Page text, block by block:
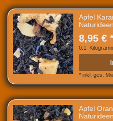
Apfel
8,95 €
0.1
* inkl. ges.
Apfel